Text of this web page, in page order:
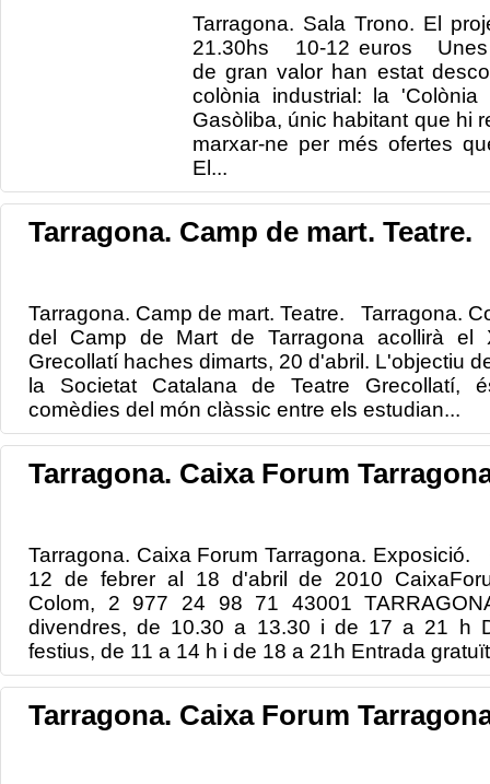
Tarragona. Sala Trono. El
21.30hs 10-12 euros Unes
de gran valor han estat
colònia industrial: la 'Colònia
Gasòliba, únic habitant que hi
marxar-ne per més ofertes
El...
Tarragona. Camp de mart. Teatre.
Tarragona. Camp de mart. Teatre. Tarragona.
del Camp de Mart de Tarragona acollirà el
Grecollatí haches dimarts, 20 d'abril. L'objectiu
la Societat Catalana de Teatre Grecollatí,
comèdies del món clàssic entre els estudian...
Tarragona. Caixa Forum
Tarragona. Caixa Forum Tarragona. Exposició.
12 de febrer al 18 d'abril de 2010
Colom, 2 977 24 98 71 43001
divendres, de 10.30 a 13.30 i de 17 a 21 h
festius, de 11 a 14 h i de 18 a 21h Entrada
Tarragona. Caixa Forum